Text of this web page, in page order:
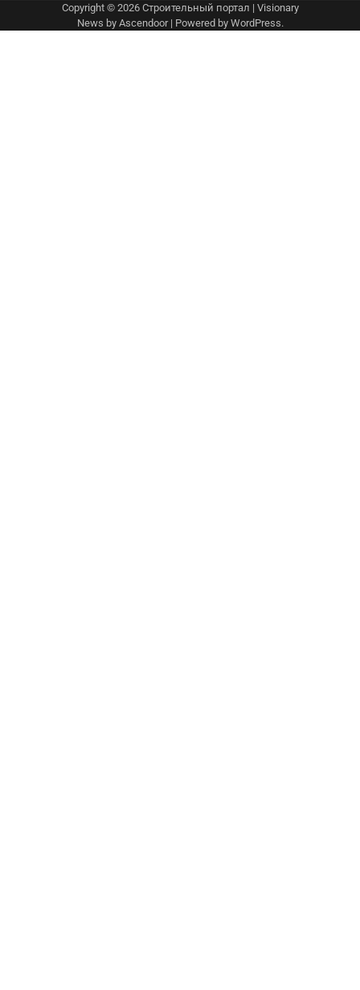
Copyright © 2026 Строительный портал | Visionary
News by Ascendoor| Powered by WordPress.